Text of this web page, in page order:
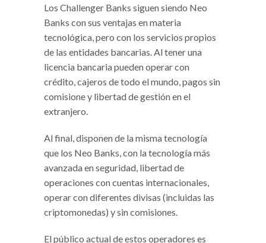
Los Challenger Banks siguen siendo Neo
Banks con sus ventajas en materia
tecnológica, pero con los servicios propios
de las entidades bancarias. Al tener una
licencia bancaria pueden operar con
crédito, cajeros de todo el mundo, pagos sin
comisione y libertad de gestión en el
extranjero.
Al final, disponen de la misma tecnología
que los Neo Banks, con la tecnología más
avanzada en seguridad, libertad de
operaciones con cuentas internacionales,
operar con diferentes divisas (incluidas las
criptomonedas) y sin comisiones.
El público actual de estos operadores es